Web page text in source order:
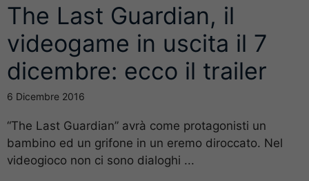
The Last Guardian, il
videogame in uscita il 7
dicembre: ecco il trailer
6 Dicembre 2016
“The Last Guardian” avrà come protagonisti un
bambino ed un grifone in un eremo diroccato. Nel
videogioco non ci sono dialoghi ...